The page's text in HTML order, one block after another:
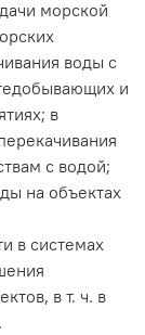
морской
воды с
и
в
с водой;
на объектах
в системах
в т. ч. в